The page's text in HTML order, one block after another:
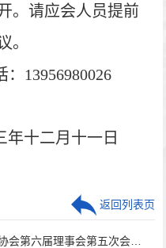
。请应会人员提前
。
：13956980026
年十二月十一日
会议暨报废汽车专业委员会工作会议的补充通知
返回列表页